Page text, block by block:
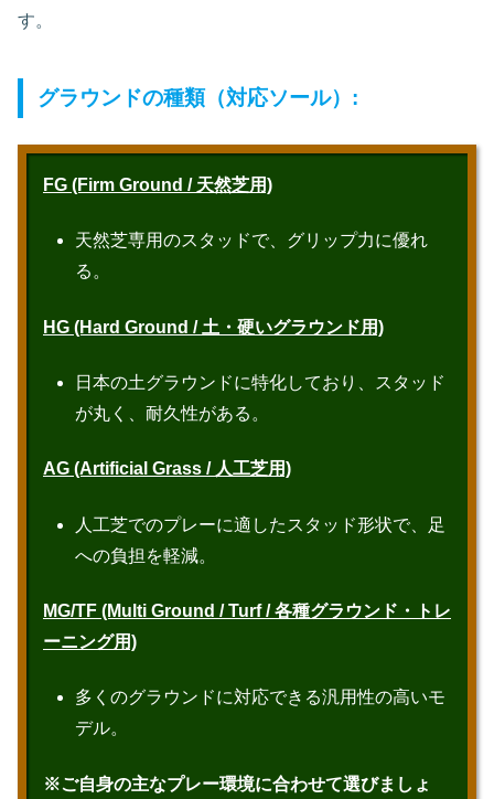
す。
グラウンドの種類（対応ソール）:
FG (Firm Ground / 天然芝用)
天然芝専用のスタッドで、グリップ力に優れ
る。
HG (Hard Ground / 土・硬いグラウンド用)
日本の土グラウンドに特化しており、スタッド
が丸く、耐久性がある。
AG (Artificial Grass / 人工芝用)
人工芝でのプレーに適したスタッド形状で、足
への負担を軽減。
MG/TF (Multi Ground / Turf / 各種グラウンド・トレ
ーニング用)
多くのグラウンドに対応できる汎用性の高いモ
デル。
※ご自身の主なプレー環境に合わせて選びましょ